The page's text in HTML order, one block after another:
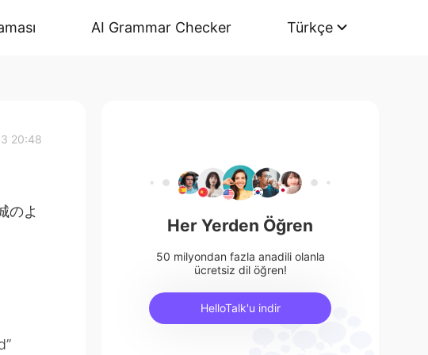
AI Grammar Checker Türkçe
20:48
のよ
Her Yerden Öğren
50 milyondan fazla anadili olanla
ücretsiz dil öğren!
HelloTalk'u indir